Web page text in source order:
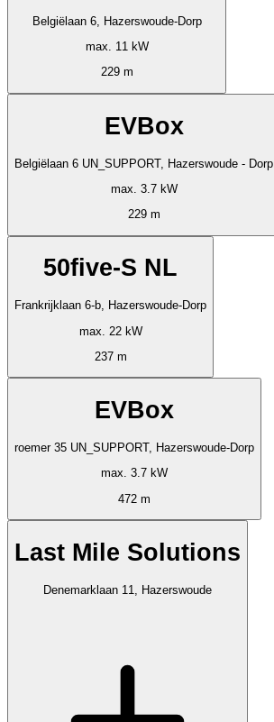
Belgiëlaan 6, Hazerswoude-Dorp
max. 11 kW
229 m
EVBox
Belgiëlaan 6 UN_SUPPORT, Hazerswoude - Dorp
max. 3.7 kW
229 m
50five-S NL
Frankrijklaan 6-b, Hazerswoude-Dorp
max. 22 kW
237 m
EVBox
roemer 35 UN_SUPPORT, Hazerswoude-Dorp
max. 3.7 kW
472 m
Last Mile Solutions
Denemarklaan 11, Hazerswoude